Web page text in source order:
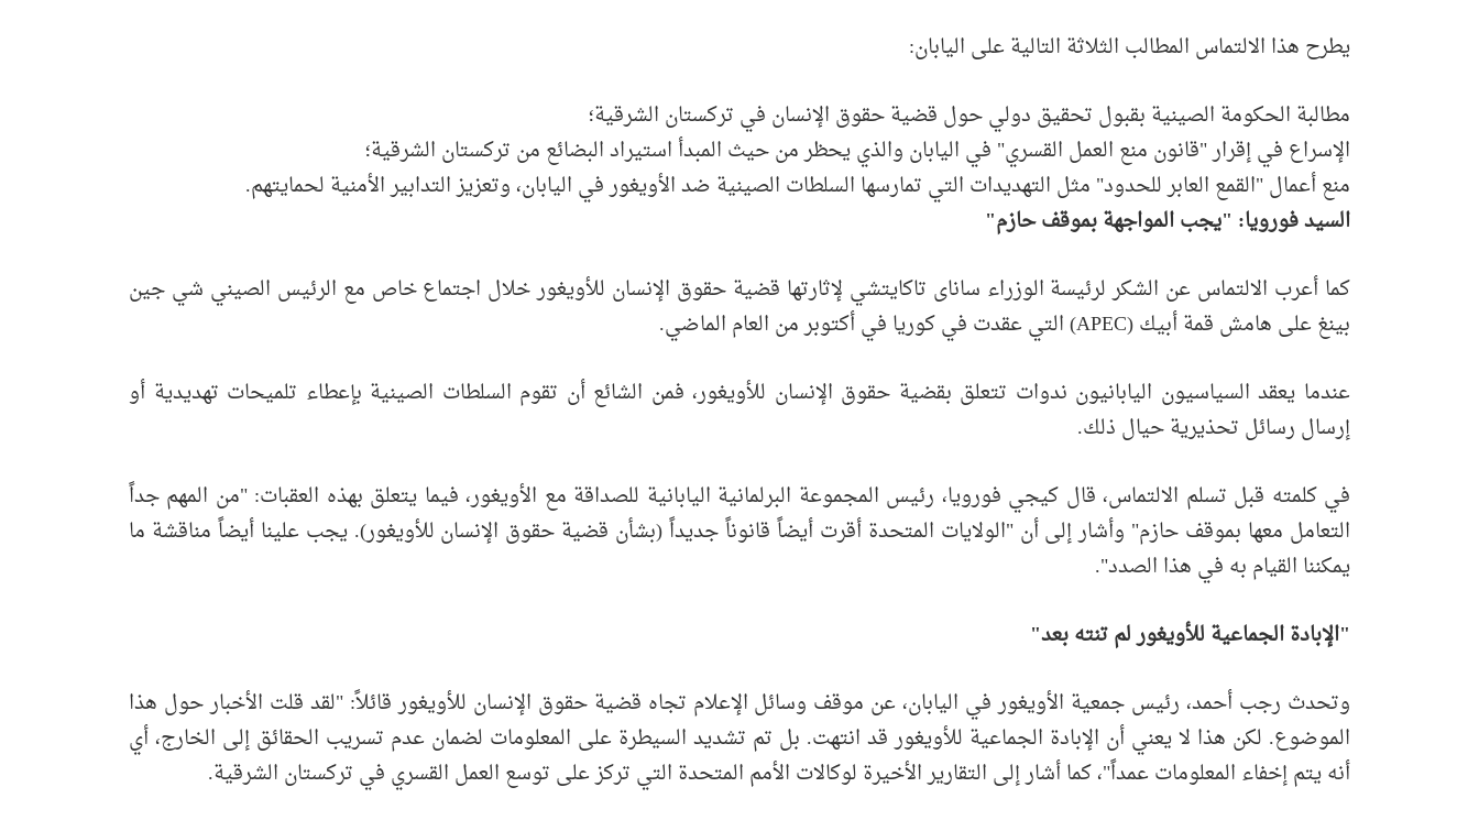
يطرح هذا الالتماس المطالب الثلاثة التالية على اليابان:
مطالبة الحكومة الصينية بقبول تحقيق دولي حول قضية حقوق الإنسان في تركستان الشرقية؛
الإسراع في إقرار "قانون منع العمل القسري" في اليابان والذي يحظر من حيث المبدأ استيراد البضائع من تركستان الشرقية؛
منع أعمال "القمع العابر للحدود" مثل التهديدات التي تمارسها السلطات الصينية ضد الأويغور في اليابان، وتعزيز التدابير الأمنية لحمايتهم.
السيد فورويا: "يجب المواجهة بموقف حازم"
كما أعرب الالتماس عن الشكر لرئيسة الوزراء ساناى تاكايتشي لإثارتها قضية حقوق الإنسان للأويغور خلال اجتماع خاص مع الرئيس الصيني شي جين
بينغ على هامش قمة أبيك (APEC) التي عقدت في كوريا في أكتوبر من العام الماضي.
عندما يعقد السياسيون اليابانيون ندوات تتعلق بقضية حقوق الإنسان للأويغور، فمن الشائع أن تقوم السلطات الصينية بإعطاء تلميحات تهديدية أو
إرسال رسائل تحذيرية حيال ذلك.
في كلمته قبل تسلم الالتماس، قال كيجي فورويا، رئيس المجموعة البرلمانية اليابانية للصداقة مع الأويغور، فيما يتعلق بهذه العقبات: "من المهم جداً
التعامل معها بموقف حازم" وأشار إلى أن "الولايات المتحدة أقرت أيضاً قانوناً جديداً (بشأن قضية حقوق الإنسان للأويغور). يجب علينا أيضاً مناقشة ما
يمكننا القيام به في هذا الصدد".
"الإبادة الجماعية للأويغور لم تنته بعد"
وتحدث رجب أحمد، رئيس جمعية الأويغور في اليابان، عن موقف وسائل الإعلام تجاه قضية حقوق الإنسان للأويغور قائلاً: "لقد قلت الأخبار حول هذا
الموضوع. لكن هذا لا يعني أن الإبادة الجماعية للأويغور قد انتهت. بل تم تشديد السيطرة على المعلومات لضمان عدم تسريب الحقائق إلى الخارج، أي
أنه يتم إخفاء المعلومات عمداً"، كما أشار إلى التقارير الأخيرة لوكالات الأمم المتحدة التي تركز على توسع العمل القسري في تركستان الشرقية.